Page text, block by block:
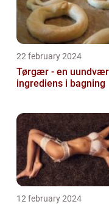
22 february 2024
Tørgær - en
ingrediens i bagning
12 february 2024